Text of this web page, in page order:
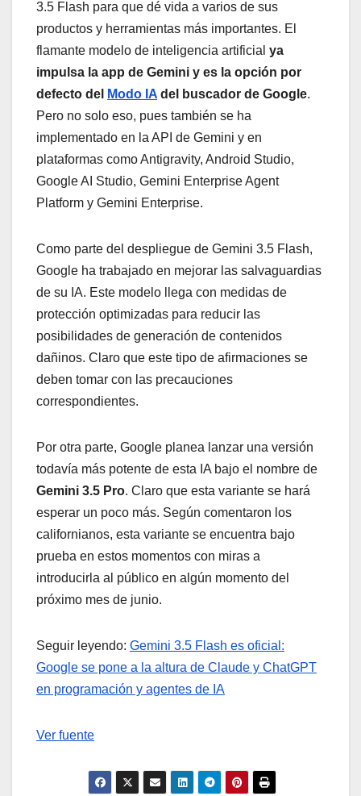
3.5 Flash para que dé vida a varios de sus
productos y herramientas más importantes. El
flamante modelo de inteligencia artificial ya
impulsa la app de Gemini y es la opción por
defecto del
Modo IA del buscador de Google.
Pero no solo eso, pues también se ha
implementado en la API de Gemini y en
plataformas como Antigravity, Android Studio,
Google AI Studio, Gemini Enterprise Agent
Platform y Gemini Enterprise.
Como parte del despliegue de Gemini 3.5 Flash,
Google ha trabajado en mejorar las salvaguardias
de su IA. Este modelo llega con medidas de
protección optimizadas para reducir las
posibilidades de generación de contenidos
dañinos. Claro que este tipo de afirmaciones se
deben tomar con las precauciones
correspondientes.
Por otra parte, Google planea lanzar una versión
todavía más potente de esta IA bajo el nombre de
Gemini 3.5 Pro. Claro que esta variante se hará
esperar un poco más. Según comentaron los
californianos, esta variante se encuentra bajo
prueba en estos momentos con miras a
introducirla al público en algún momento del
próximo mes de junio.
Seguir leyendo: Gemini 3.5 Flash es oficial:
Google se pone a la altura de Claude y ChatGPT
en programación y agentes de IA
Ver fuente